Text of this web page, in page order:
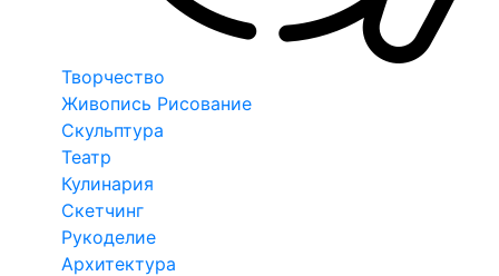
Творчество
Живопись Рисование
Скульптура
Театр
Кулинария
Скетчинг
Рукоделие
Архитектура